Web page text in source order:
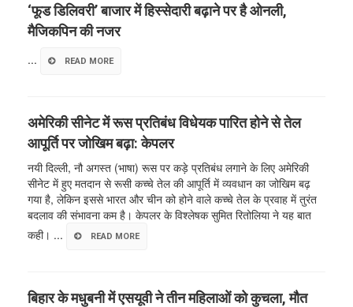
‘फूड डिलिवरी’ बाजार में हिस्सेदारी बढ़ाने पर है ओनली,
मैजिकपिन की नजर
... READ MORE
अमेरिकी सीनेट में रूस प्रतिबंध विधेयक पारित होने से तेल
आपूर्ति पर जोखिम बढ़ा: केपलर
नयी दिल्ली, नौ अगस्त (भाषा) रूस पर कड़े प्रतिबंध लगाने के लिए अमेरिकी
सीनेट में हुए मतदान से रूसी कच्चे तेल की आपूर्ति में व्यवधान का जोखिम बढ़
गया है, लेकिन इससे भारत और चीन को होने वाले कच्चे तेल के प्रवाह में तुरंत
बदलाव की संभावना कम है। केपलर के विश्लेषक सुमित रितोलिया ने यह बात
कही। ...
READ MORE
बिहार के मधुबनी में एसयूवी ने तीन महिलाओं को कुचला, मौत